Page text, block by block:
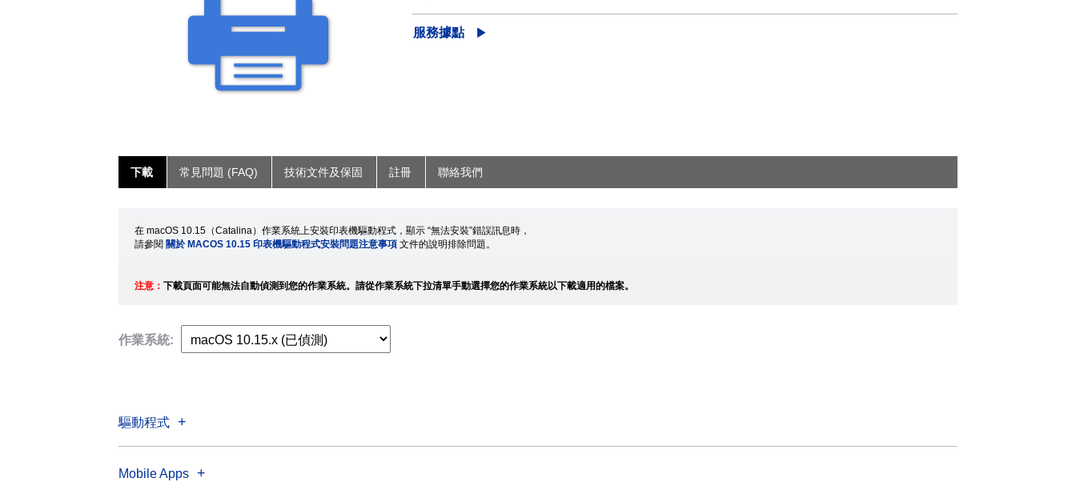
服務據點
下載 常見問題 (FAQ) 技術文件及保固 註冊 聯絡我們
在 macOS 10.15（Catalina）作業系統上安裝印表機驅動程式，顯示 “無法安裝”錯誤訊息時，
請參閱 關於 MACOS 10.15 印表機驅動程式安裝問題注意事項文件的說明排除問題。
注意： 下載頁面可能無法自動偵測到您的作業系統。請從作業系統下拉清單手動選擇您的作業系統以下載適用的檔案。
作業系統:
驅動程式
Mobile Apps